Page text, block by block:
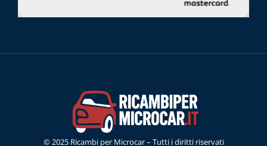
© 2025 Ricambi per Microcar – Tutti i diritti riservati